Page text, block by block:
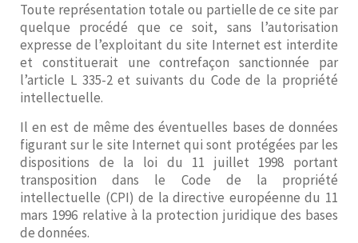
Toute représentation totale ou partielle de ce site par
quelque procédé que ce soit, sans l’autorisation
expresse de l’exploitant du site Internet est interdite
et constituerait une contrefaçon sanctionnée par
l’article L 335-2 et suivants du Code de la propriété
intellectuelle.
Il en est de même des éventuelles bases de données
figurant sur le site Internet qui sont protégées par les
dispositions de la loi du 11 juillet 1998 portant
transposition dans le Code de la propriété
intellectuelle (CPI) de la directive européenne du 11
mars 1996 relative à la protection juridique des bases
de données.